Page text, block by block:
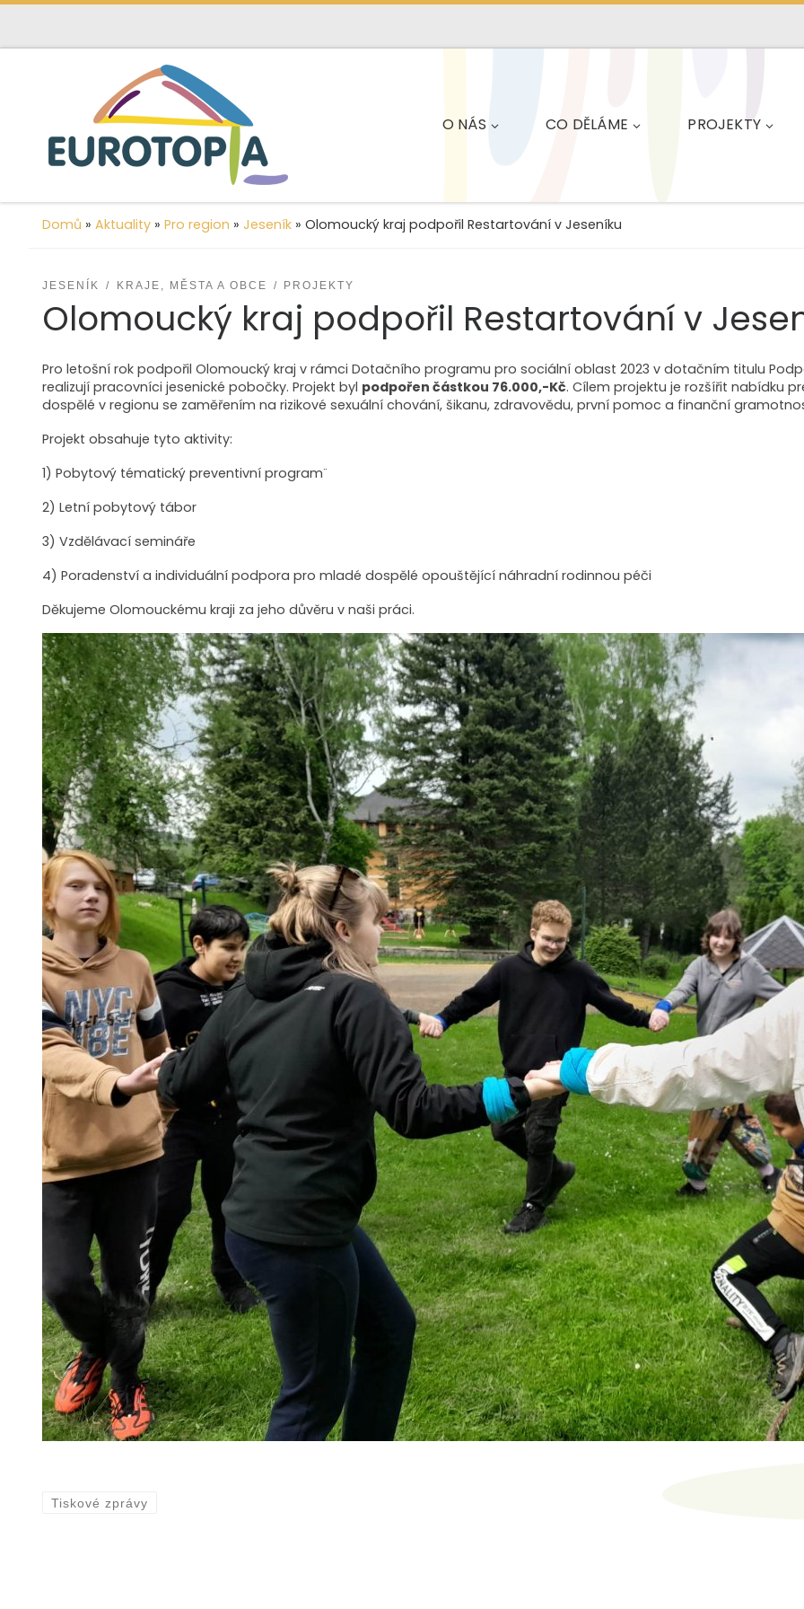
content
O NÁS CO DĚLÁME PROJEKTY
Domů » Aktuality » Pro region » Jeseník » Olomoucký kraj podpořil Restartování v Jeseníku
JESENÍK KRAJE, MĚSTA A OBCE PROJEKTY
Olomoucký kraj podpořil Restartování v
Pro letošní rok podpořil Olomoucký kraj v rámci Dotačního programu pro sociální oblast 2023 v dotačním titulu
realizují pracovníci jesenické pobočky. Projekt byl podpořen částkou 76.000,-Kč. Cílem projektu je rozšířit nabídku
dospělé v regionu se zaměřením na rizikové sexuální chování, šikanu, zdravovědu, první pomoc a finanční
Projekt obsahuje tyto aktivity:
1) Pobytový tématický preventivní program¨
2) Letní pobytový tábor
3) Vzdělávací semináře
4) Poradenství a individuální podpora pro mladé dospělé opouštějící náhradní rodinnou péči
Děkujeme Olomouckému kraji za jeho důvěru v naši práci.
Tiskové zprávy